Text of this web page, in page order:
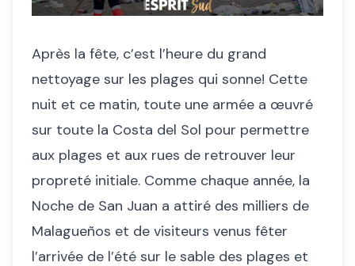
Après la fête, c’est l’heure du grand
nettoyage sur les plages qui sonne! Cette
nuit et ce matin, toute une armée a œuvré
sur toute la Costa del Sol pour permettre
aux plages et aux rues de retrouver leur
propreté initiale. Comme chaque année, la
Noche de San Juan a attiré des milliers de
Malagueños et de visiteurs venus fêter
l’arrivée de l’été sur le sable des plages et